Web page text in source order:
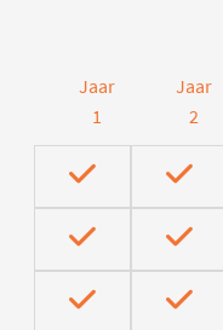
Jaar
1
Jaar
2